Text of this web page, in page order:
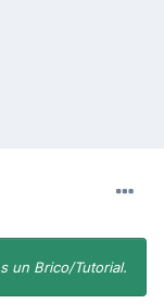
un Brico/Tutorial.